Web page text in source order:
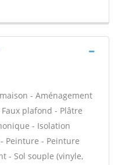
- Aménagement
plafond - Plâtre
- Isolation
Peinture - Peinture
- Sol souple (vinyle,